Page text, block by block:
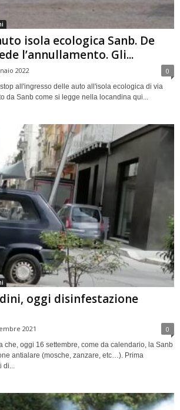
isola ecologica Sanb. De
l’annullamento. Gli...
2022 0
all'ingresso delle auto all'isola ecologica di via
da Sanb come si legge nella locandina qui...
oggi disinfestazione
2021 0
che, oggi 16 settembre, come da calendario, la Sanb
antialare (mosche, zanzare, etc…). Prima
di...